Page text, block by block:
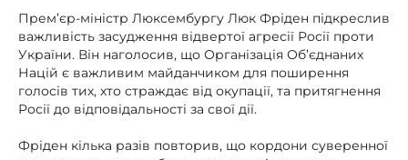
Прем’єр-міністр Люксембургу Люк Фріден підкреслив
важливість засудження відвертої агресії Росії проти
України. Він наголосив, що Організація Об’єднаних
Націй є важливим майданчиком для поширення
голосів тих, хто страждає від окупації, та притягнення
Росії до відповідальності за свої дії.
Фріден кілька разів повторив, що кордони суверенної